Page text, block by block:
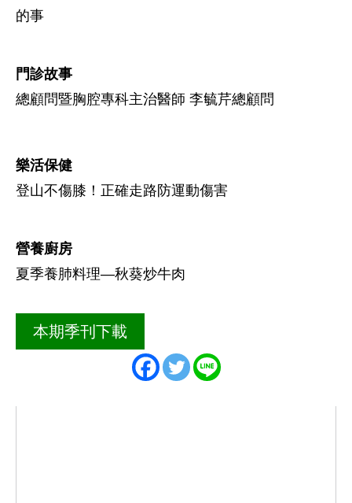
的事
門診故事
總顧問暨胸腔專科主治醫師 李毓芹總顧問
樂活保健
登山不傷膝！正確走路防運動傷害
營養廚房
夏季養肺料理―秋葵炒牛肉
本期季刊下載